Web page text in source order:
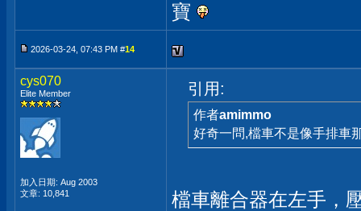
寶
2026-03-24, 07:43 PM #14
cys070
Elite Member
加入日期: Aug 2003
文章: 10,841
引用:
作者amimmo
好奇一問,檔車不是像手排車
檔車離合器在左手，